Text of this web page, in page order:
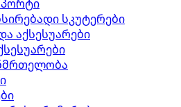
სკუტერები
აქსესუარები